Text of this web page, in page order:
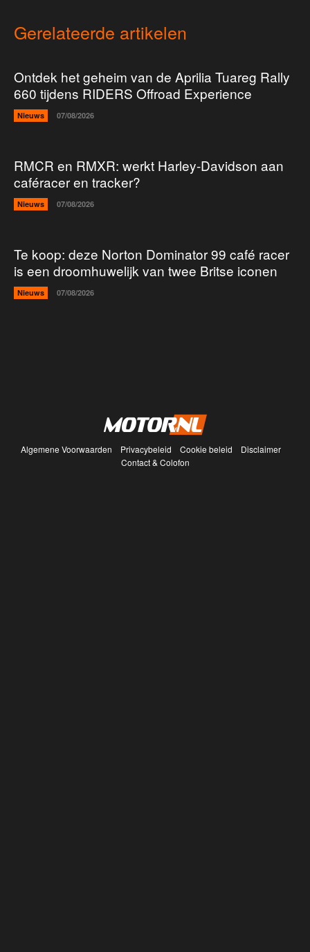
Gerelateerde artikelen
Ontdek het geheim van de Aprilia Tuareg Rally
660 tijdens RIDERS Offroad Experience
Nieuws 07/08/2026
RMCR en RMXR: werkt Harley-Davidson aan
caféracer en tracker?
Nieuws 07/08/2026
Te koop: deze Norton Dominator 99 café racer
is een droomhuwelijk van twee Britse iconen
Nieuws 07/08/2026
Algemene Voorwaarden Privacybeleid Cookie beleid
Disclaimer
Contact & Colofon